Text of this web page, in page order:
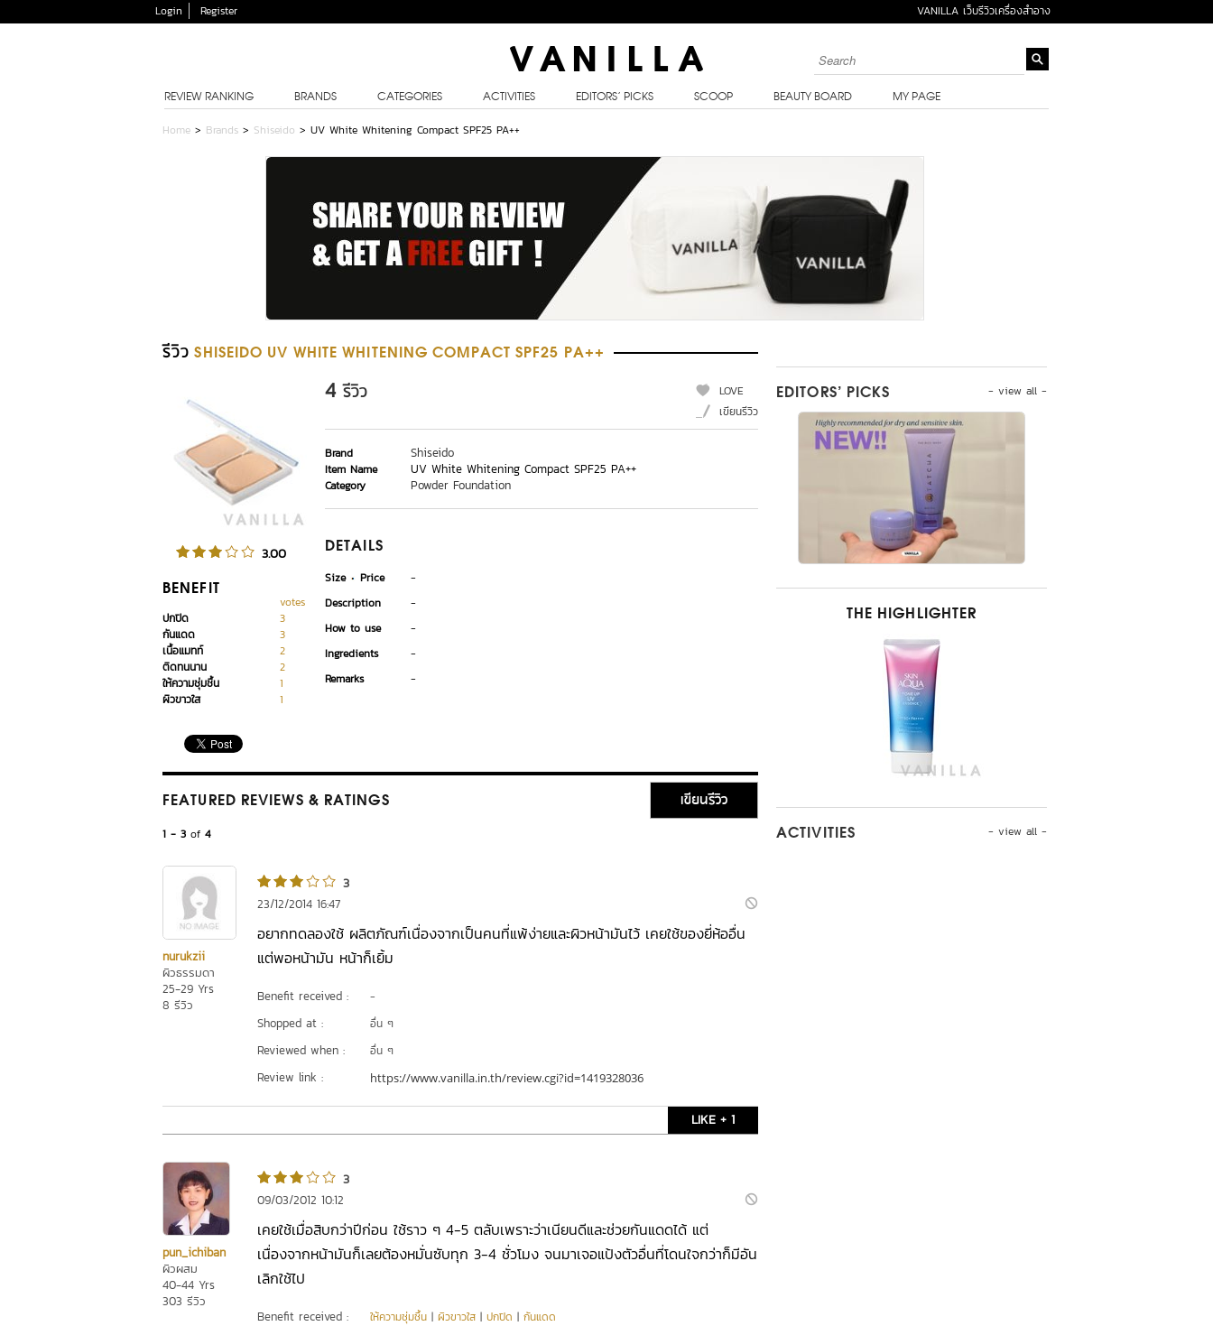
Login Register VANILLA เว็บรีวิวเครื่องสำอาง
REVIEW RANKING BRANDS CATEGORIES ACTIVITIES EDITORS’ PICKS SCOOP BEAUTY BOARD MY PAGE
Home > Brands > Shiseido > UV White Whitening Compact SPF25 PA++
รีวิว SHISEIDO UV WHITE WHITENING COMPACT SPF25 PA++
3.00
BENEFIT
votes
ปกปิด
3
กันแดด
3
เนื้อแมทท์
2
ติดทนนาน
2
ให้ความชุ่มชื้น
1
ผิวขาวใส
1
4 รีวิว
LOVE
เขียนรีวิว
Brand Shiseido
Item Name UV White Whitening Compact SPF25 PA++
Category Powder Foundation
DETAILS
Size Price
-
Description
-
How to use
-
Ingredients
-
Remarks
-
FEATURED REVIEWS & RATINGS เขียนรีวิว
1 - 3 of 4
nurukzii
ผิวธรรมดา
25-29 Yrs
8 รีวิว
3
23/12/2014 16:47
อยากทดลองใช้ ผลิตภัณฑ์เนื่องจากเป็นคนที่แพ้ง่ายและผิวหน้ามันไว้ เคยใช้ของยี่ห้ออื่น
แต่พอหน้ามัน หน้าก็เยิ้ม
Benefit received : -
Shopped at : อื่น ๆ
Reviewed when : อื่น ๆ
Review link : https://www.vanilla.in.th/review.cgi?id=1419328036
LIKE + 1
pun_ichiban
ผิวผสม
40-44 Yrs
303 รีวิว
3
09/03/2012 10:12
เคยใช้เมื่อสิบกว่าปีก่อน ใช้ราว ๆ 4-5 ตลับเพราะว่าเนียนดีและช่วยกันแดดได้ แต่
เนื่องจากหน้ามันก็เลยต้องหมั่นซับทุก 3-4 ชั่วโมง จนมาเจอแป้งตัวอื่นที่โดนใจกว่าก็มีอัน
เลิกใช้ไป
Benefit received : ให้ความชุ่มชื้น | ผิวขาวใส | ปกปิด | กันแดด
- view all -
EDITORS’ PICKS
THE HIGHLIGHTER
- view all -
ACTIVITIES